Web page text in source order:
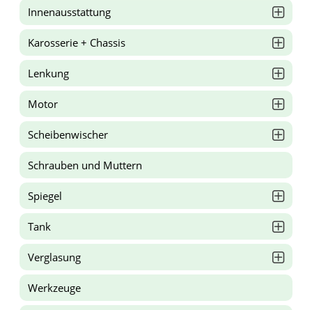
Innenausstattung
Karosserie + Chassis
Lenkung
Motor
Scheibenwischer
Schrauben und Muttern
Spiegel
Tank
Verglasung
Werkzeuge